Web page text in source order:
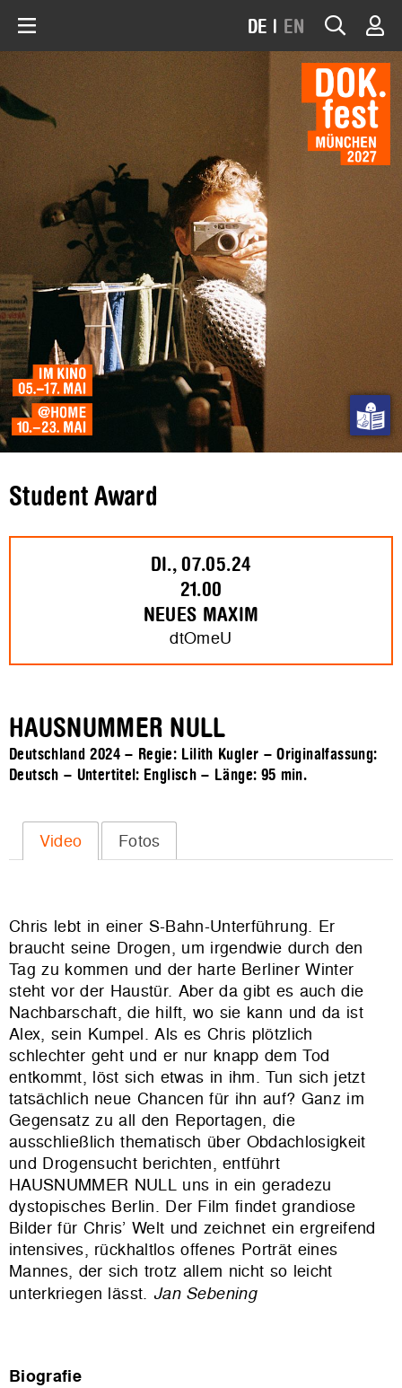
DE | EN
Student Award
DI., 07.05.24
21.00
NEUES MAXIM
dtOmeU
HAUSNUMMER NULL
Deutschland 2024 – Regie: Lilith Kugler – Originalfassung:
Deutsch – Untertitel: Englisch – Länge: 95 min.
Video Fotos
Chris lebt in einer S-Bahn-Unterführung. Er
braucht seine Drogen, um irgendwie durch den
Tag zu kommen und der harte Berliner Winter
steht vor der Haustür. Aber da gibt es auch die
Nachbarschaft, die hilft, wo sie kann und da ist
Alex, sein Kumpel. Als es Chris plötzlich
schlechter geht und er nur knapp dem Tod
entkommt, löst sich etwas in ihm. Tun sich jetzt
tatsächlich neue Chancen für ihn auf? Ganz im
Gegensatz zu all den Reportagen, die
ausschließlich thematisch über Obdachlosigkeit
und Drogensucht berichten, entführt
HAUSNUMMER NULL uns in ein geradezu
dystopisches Berlin. Der Film findet grandiose
Bilder für Chris’ Welt und zeichnet ein ergreifend
intensives, rückhaltlos offenes Porträt eines
Mannes, der sich trotz allem nicht so leicht
unterkriegen lässt. Jan Sebening
Biografie